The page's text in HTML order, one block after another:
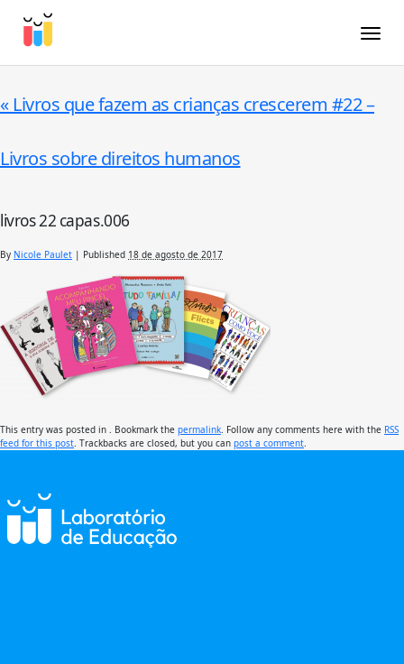
« Livros que fazem as crianças crescerem #22 –
Livros sobre direitos humanos
livros 22 capas.006
By Nicole Paulet | Published 18 de agosto de 2017
This entry was posted in . Bookmark the permalink . Follow any comments here with the RSS
feed for this post . Trackbacks are closed, but you can post a comment